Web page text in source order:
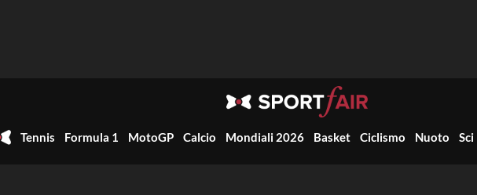
Tennis Formula 1 MotoGP Calcio Mondiali 2026 Basket Ciclismo Nuoto Sci